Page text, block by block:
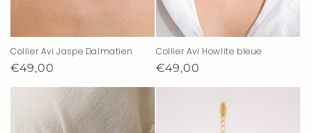
Collier Avi Jaspe Dalmatien
Prix
habituel
€49,00
Collier Avi Howlite bleue
Prix
habituel
€49,00